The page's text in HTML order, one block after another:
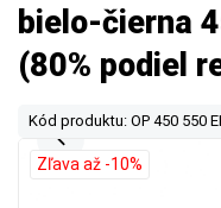
bielo-čierna
(80% podiel
Kód produktu: OP 450 550
Zľava až -10%